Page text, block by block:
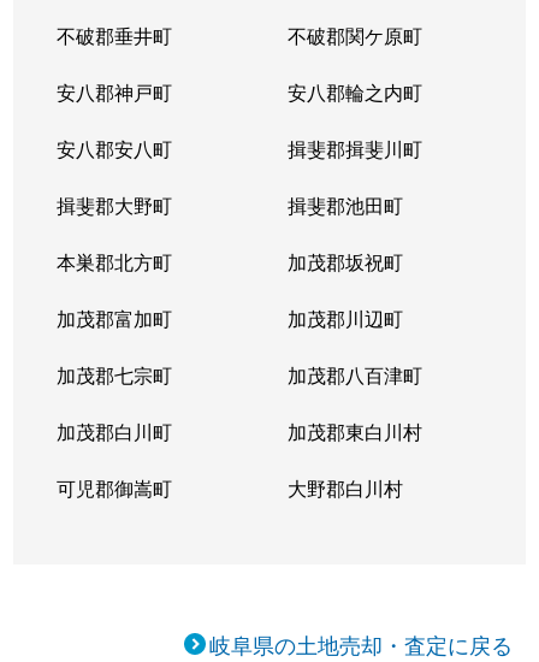
蘇原申子町
1,500万円
六軒(岐阜)
蘇原沢上町
1,700万円
六軒(岐阜)
蘇原沢上町
1,500万円
六軒(岐阜)
蘇原寺島町
1,300万円
六軒(岐阜)
蘇原野口町
1,400万円
蘇原
蘇原野口町
7,000万円
六軒(岐阜)
蘇原花園町
2,600万円
各務原市役所前
蘇原花園町
5,000万円
各務原市役所前
蘇原古市場町
220万円
六軒(岐阜)
不破郡垂井町 不破郡関ケ原町
安八郡神戸町 安八郡輪之内町
安八郡安八町 揖斐郡揖斐川町
揖斐郡大野町 揖斐郡池田町
本巣郡北方町 加茂郡坂祝町
加茂郡富加町 加茂郡川辺町
加茂郡七宗町 加茂郡八百津町
加茂郡白川町 加茂郡東白川村
可児郡御嵩町 大野郡白川村
岐阜県の土地売却・査定に戻る